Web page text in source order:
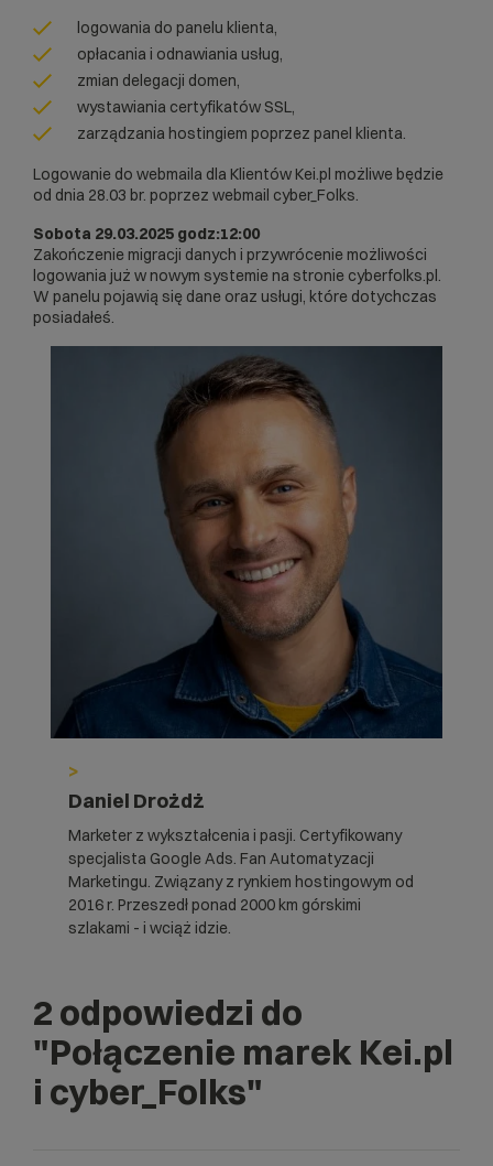
logowania do panelu klienta,
opłacania i odnawiania usług,
zmian delegacji domen,
wystawiania certyfikatów SSL,
zarządzania hostingiem poprzez panel klienta.
Logowanie do webmaila dla Klientów Kei.pl możliwe będzie
od dnia 28.03 br. poprzez webmail cyber_Folks.
Sobota 29.03.2025 godz:12:00
Zakończenie migracji danych i przywrócenie możliwości
logowania już w nowym systemie na stronie cyberfolks.pl.
W panelu pojawią się dane oraz usługi, które dotychczas
posiadałeś.
>
Daniel Drożdż
Marketer z wykształcenia i pasji. Certyfikowany
specjalista Google Ads. Fan Automatyzacji
Marketingu. Związany z rynkiem hostingowym od
2016 r. Przeszedł ponad 2000 km górskimi
szlakami - i wciąż idzie.
2 odpowiedzi do
"Połączenie marek Kei.pl
i cyber_Folks"